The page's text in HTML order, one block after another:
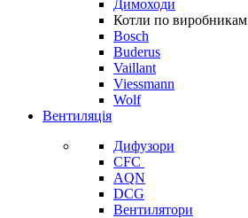
Димоходи
Котли по виробникам
Bosch
Buderus
Vaillant
Viessmann
Wolf
Вентиляція
Дифузори
CFC
AQN
DCG
Вентилятори